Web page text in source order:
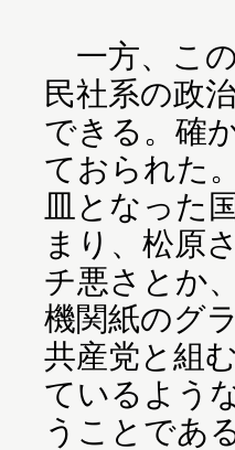
一方、こ
民社系の政
できる。確
ておられた
皿となった
まり、松原
チ悪さとか
機関紙のグ
共産党と組
ているよう
うことである